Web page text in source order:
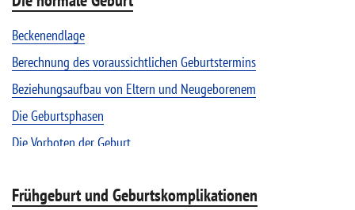
Beckenendlage
Berechnung des voraussichtlichen Geburtstermins
Beziehungsaufbau von Eltern und Neugeborenem
Die Geburtsphasen
Die Vorboten der Geburt
Hinterhauptslage und Vorderhauptslage
Frühgeburt und Geburtskomplikationen